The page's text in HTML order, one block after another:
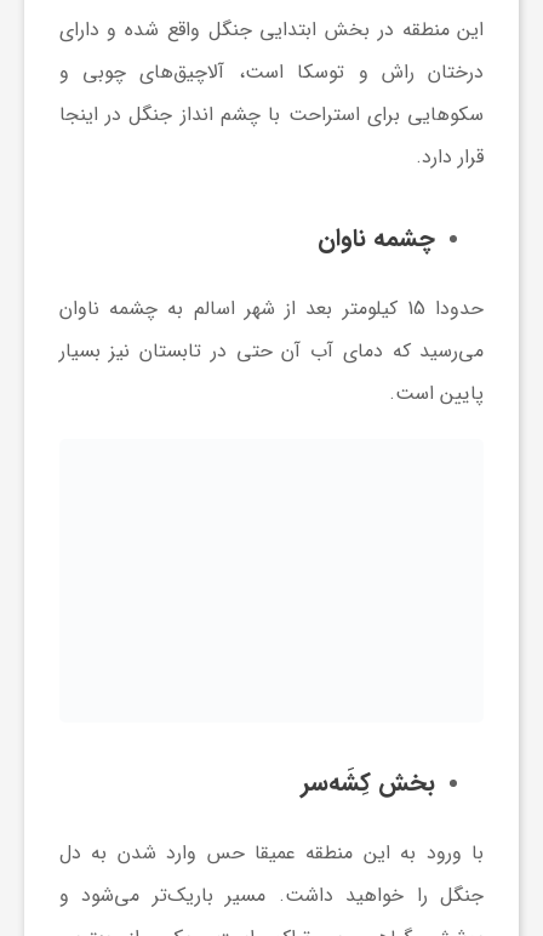
این منطقه در بخش ابتدایی جنگل واقع شده و دارای
درختان راش و توسکا است، آلاچیق‌های چوبی و
سکوهایی برای استراحت با چشم انداز جنگل در اینجا
قرار دارد.
چشمه ناوان
حدودا 15 کیلومتر بعد از شهر اسالم به چشمه ناوان
می‌رسید که دمای آب آن حتی در تابستان نیز بسیار
پایین است.
بخش کِشَه‌سر
با ورود به این منطقه عمیقا حس وارد شدن به دل
جنگل را خواهید داشت. مسیر باریک‌تر می‌شود و